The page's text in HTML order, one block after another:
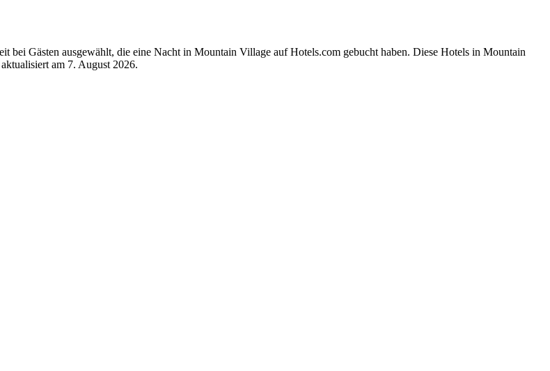
bei Gästen ausgewählt, die eine Nacht in Mountain Village auf Hotels.com gebucht haben. Diese Hotels in Mountain
am 7. August 2026.